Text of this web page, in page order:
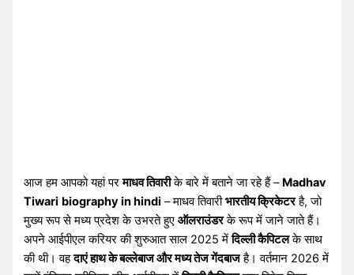
आज हम आपको यहां परमाधव तिवारीके बारे में बताने जा रहे हैं – Madhav
Tiwari biography in hindi – माधव तिवारीभारतीय क्रिकेटरहै, जो
मुख्य रूप से मध्य प्रदेश के उभरते हुएऑलराउंडरके रूप में जाने जाते हैं।
अपने आईपीएल करियर की शुरुआत साल 2025 मेंदिल्ली कैपिटलके साथ
की थी। वहदाएं हाथ के बल्लेबाज और मध्य तेज गेंदबाजहै। वर्तमान 2026 में